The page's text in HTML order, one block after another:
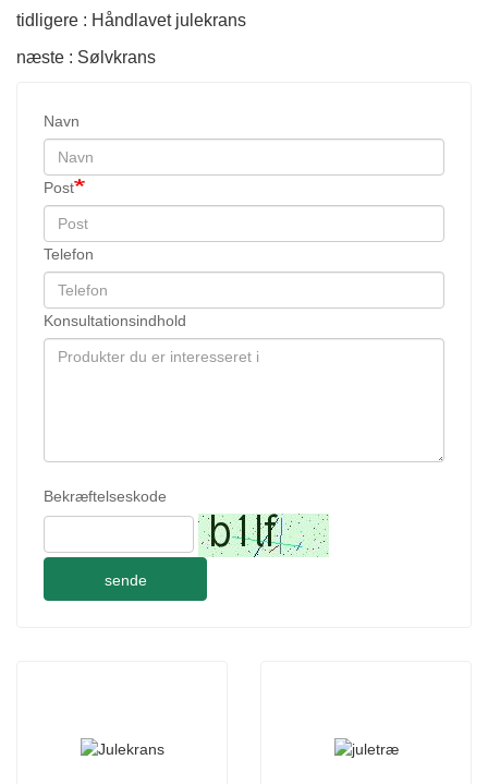
tidligere : Håndlavet julekrans
næste : Sølvkrans
Navn
Post
Telefon
Konsultationsindhold
Bekræftelseskode
sende